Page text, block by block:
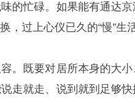
的忙碌。如果能有通达
，过上心仪已久的“慢”生
。既要对居所本身的大
走就走、说到就到足够